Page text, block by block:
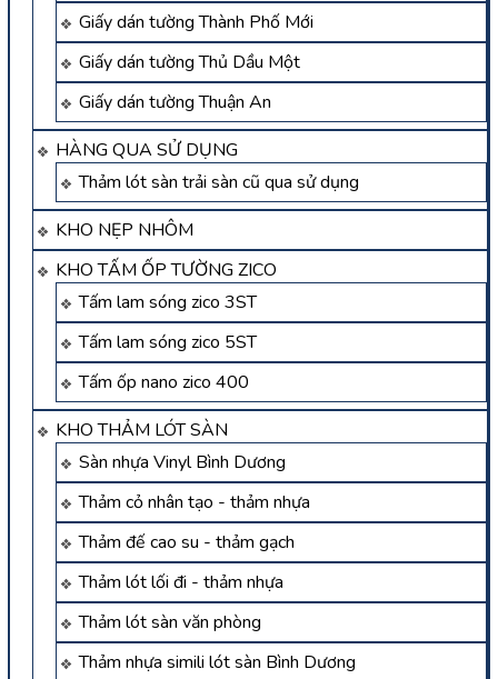
Giấy dán tường Thành Phố Mới
Giấy dán tường Thủ Dầu Một
Giấy dán tường Thuận An
HÀNG QUA SỬ DỤNG
Thảm lót sàn trải sàn cũ qua sử dụng
KHO NẸP NHÔM
KHO TẤM ỐP TƯỜNG ZICO
Tấm lam sóng zico 3ST
Tấm lam sóng zico 5ST
Tấm ốp nano zico 400
KHO THẢM LÓT SÀN
Sàn nhựa Vinyl Bình Dương
Thảm cỏ nhân tạo - thảm nhựa
Thảm đế cao su - thảm gạch
Thảm lót lối đi - thảm nhựa
Thảm lót sàn văn phòng
Thảm nhựa simili lót sàn Bình Dương